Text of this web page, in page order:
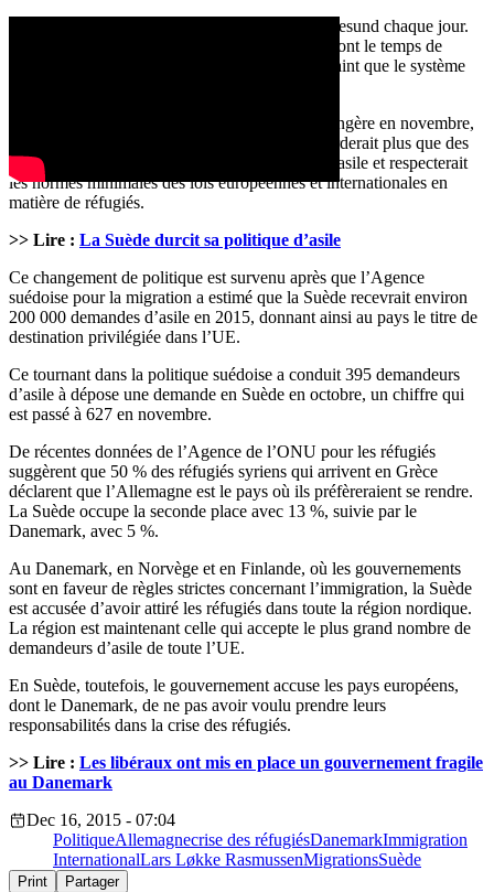
Environ 30 000 personnes traversent le pont Øresund chaque jour.
Étant donné que les nouvelles mesures allongeront le temps de
traversée du pont, le Premier ministre danois craint que le système
La Suède a fait volte-face dans sa politique étrangère en novembre,
quand le gouvernement a annoncé qu’il n’accorderait plus que des
cartes de séjour temporaires aux demandeurs d’asile et respecterait
les normes minimales des lois européennes et internationales en
matière de réfugiés.
>> Lire : La Suède durcit sa politique d’asile
Ce changement de politique est survenu après que l’Agence
suédoise pour la migration a estimé que la Suède recevrait environ
200 000 demandes d’asile en 2015, donnant ainsi au pays le titre de
destination privilégiée dans l’UE.
Ce tournant dans la politique suédoise a conduit 395 demandeurs
d’asile à dépose une demande en Suède en octobre, un chiffre qui
est passé à 627 en novembre.
De récentes données de l’Agence de l’ONU pour les réfugiés
suggèrent que 50 % des réfugiés syriens qui arrivent en Grèce
déclarent que l’Allemagne est le pays où ils préfèreraient se rendre.
La Suède occupe la seconde place avec 13 %, suivie par le
Danemark, avec 5 %.
Au Danemark, en Norvège et en Finlande, où les gouvernements
sont en faveur de règles strictes concernant l’immigration, la Suède
est accusée d’avoir attiré les réfugiés dans toute la région nordique.
La région est maintenant celle qui accepte le plus grand nombre de
demandeurs d’asile de toute l’UE.
En Suède, toutefois, le gouvernement accuse les pays européens,
dont le Danemark, de ne pas avoir voulu prendre leurs
responsabilités dans la crise des réfugiés.
>> Lire : Les libéraux ont mis en place un gouvernement fragile
au Danemark
Dec 16, 2015 - 07:04
PolitiqueAllemagnecrise des réfugiésDanemarkImmigration
InternationalLars Løkke RasmussenMigrationsSuède
Print Partager